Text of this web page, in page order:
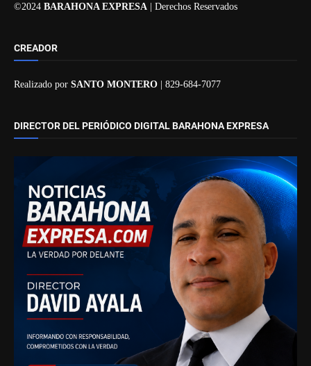
©2024 BARAHONA EXPRESA | Derechos Reservados
CREADOR
Realizado por SANTO MONTERO | 829-684-7077
DIRECTOR DEL PERIÓDICO DIGITAL BARAHONA EXPRESA